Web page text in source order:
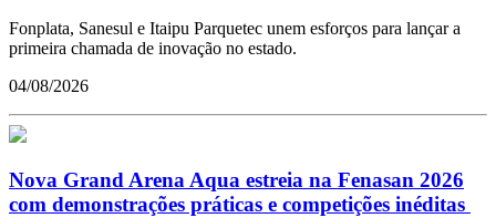
Fonplata, Sanesul e Itaipu Parquetec unem esforços para lançar a
primeira chamada de inovação no estado.
04/08/2026
Nova Grand Arena Aqua estreia na Fenasan 2026
com demonstrações práticas e competições inéditas